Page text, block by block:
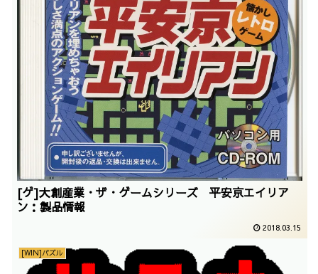
[ゲ]大創産業・ザ・ゲームシリーズ 平安京エイリア
ン：製品情報
2018.03.15
[WIN]パズル